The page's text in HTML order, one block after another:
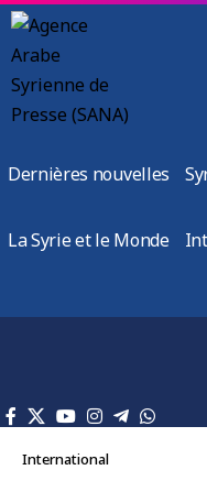
Dernières nouvelles
La Syrie et le Monde
International